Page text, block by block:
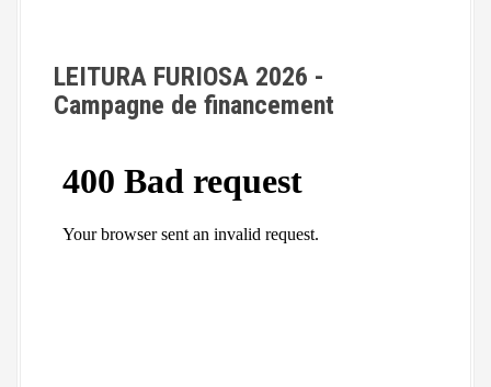
LEITURA FURIOSA 2026 -
Campagne de financement